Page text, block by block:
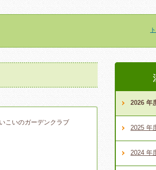
こいのガーデンクラブ
2026 年
2025 年
2024 年